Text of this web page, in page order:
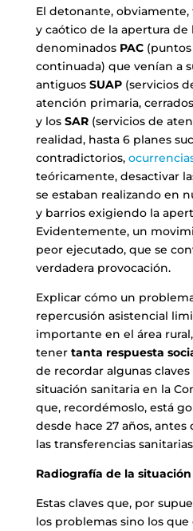
El detonante, obviamente,
y caótico de la apertura de
denominados PAC(puntos
continuada) que venían a
antiguos SUAP(servicios
atención primaria,
y los SAR(servicios de
realidad, hasta 6 planes
contradictorios,
teóricamente, desactivar
se estaban realizando en
y barrios exigiendo la
Evidentemente, un
peor ejecutado, que se
verdadera provocación.
Explicar cómo un
repercusión asistencial
importante en el área
tener tanta respuesta
de recordar algunas
situación sanitaria en la
que, recordémoslo, está
desde hace 27 años,
las transferencias
Radiografía de la situación
Estas claves que, por
los problemas sino los